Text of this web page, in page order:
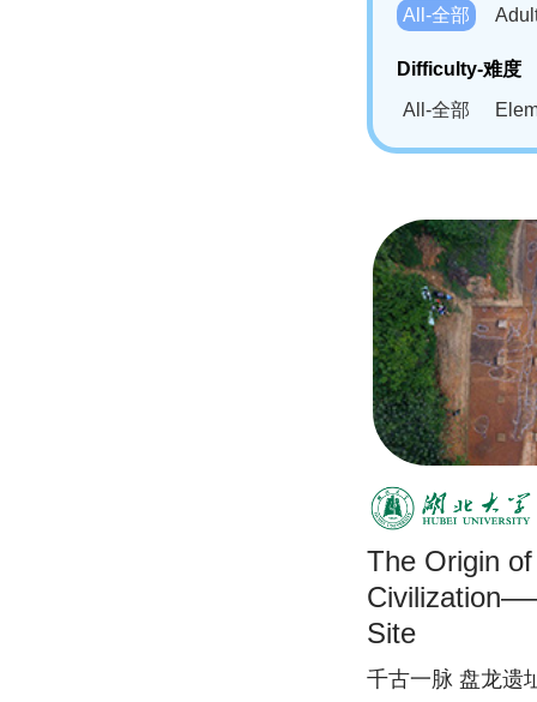
Swahili(SW)-
All-全部
Difficulty-难度
All-全部
The Origin
Site
千古一脉 盘龙遗